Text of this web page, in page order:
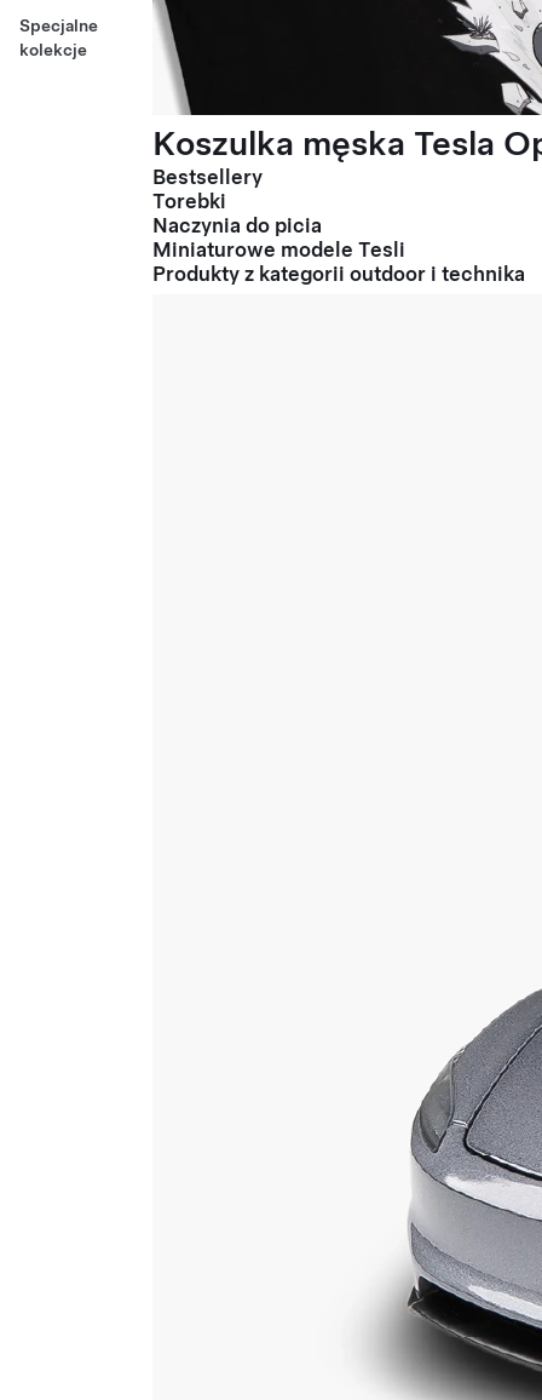
Specjalne
kolekcje
Koszulka męska Tesla
Bestsellery
Torebki
Naczynia do picia
Miniaturowe modele Tesli
Produkty z kategorii outdoor i technika